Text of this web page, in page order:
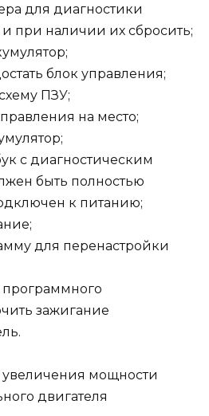
для диагностики
при наличии их сбросить;
блок управления;
ПЗУ;
на место;
с диагностическим
быть полностью
к питанию;
для перенастройки
программного
зажигание